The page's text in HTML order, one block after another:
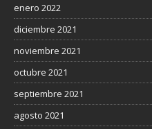
enero 2022
diciembre 2021
noviembre 2021
octubre 2021
septiembre 2021
agosto 2021